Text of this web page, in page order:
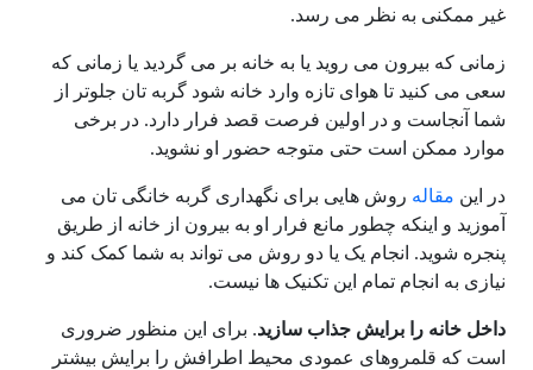
غیر ممکنی به نظر می رسد.
زمانی که بیرون می روید یا به خانه بر می گردید یا زمانی که
سعی می کنید تا هوای تازه وارد خانه شود گربه تان جلوتر از
شما آنجاست و در اولین فرصت قصد فرار دارد. در برخی
موارد ممکن است حتی متوجه حضور او نشوید.
در این مقاله روش هایی برای نگهداری گربه خانگی تان می
آموزید و اینکه چطور مانع فرار او به بیرون از خانه از طریق
پنجره شوید. انجام یک یا دو روش می تواند به شما کمک کند و
نیازی به انجام تمام این تکنیک ها نیست.
داخل خانه را برایش جذاب سازید. برای این منظور ضروری
است که قلمروهای عمودی محیط اطرافش را برایش بیشتر